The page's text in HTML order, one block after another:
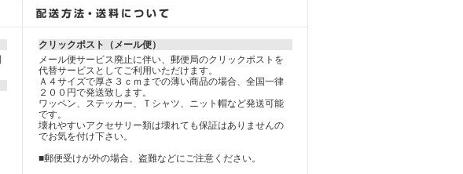
クリックポスト（メール便）
メール便サービス廃止に伴い、郵便局のクリックポストを
代替サービスとしてご利用いただけます。
Ａ４サイズで厚さ３ｃｍまでの薄い商品の場合、全国一律
２００円で発送致します。
ワッペン、ステッカー、Ｔシャツ、ニット帽など発送可能
です。
壊れやすいアクセサリー類は壊れても保証はありませんの
でお気を付け下さい。
■郵便受けが外の場合、盗難などにご注意ください。